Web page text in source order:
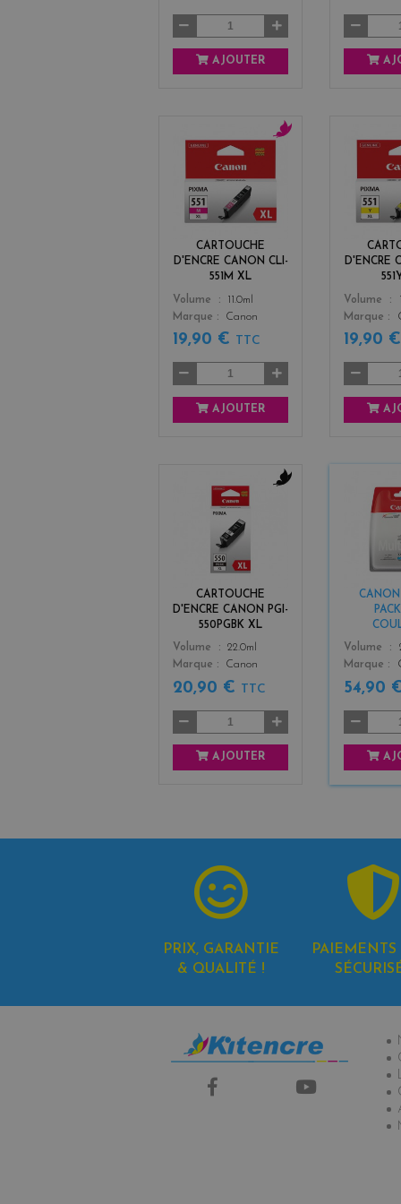
AJOUTER
CARTOUCHE
D'ENCRE CANON CLI-
551M XL
Color
Volume
11.0ml
Marque
Canon
19,90 € TTC
AJOUTER
D'ENCRE
Color
Volume
Marque
19,90 €
CARTOUCHE
D'ENCRE CANON PGI-
550PGBK XL
Color
Volume
22.0ml
Marque
Canon
20,90 € TTC
AJOUTER
CANON
Color
Volume
Marque
54,90
PRIX, GARANTIE
& QUALITÉ !
PAIEMENTS